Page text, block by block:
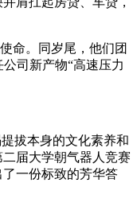
命。同岁尾，他们团
司新产物“高速压力
拔本身的文化素养和
届大学朝气器人竞赛
一份标致的芳华答